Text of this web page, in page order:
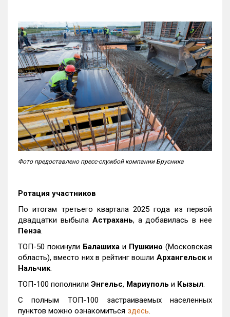
Фото предоставлено пресс-службой компании Брусника
Ротация участников
По итогам третьего квартала 2025 года из первой
двадцатки выбыла Астрахань, а добавилась в нее
Пенза.
ТОП-50 покинули Балашиха и Пушкино (Московская
область), вместо них в рейтинг вошли Архангельски
Нальчик.
ТОП-100 пополнили Энгельс, Мариуполь и Кызыл.
С полным ТОП-100 застраиваемых населенных
пунктов можно ознакомиться здесь.